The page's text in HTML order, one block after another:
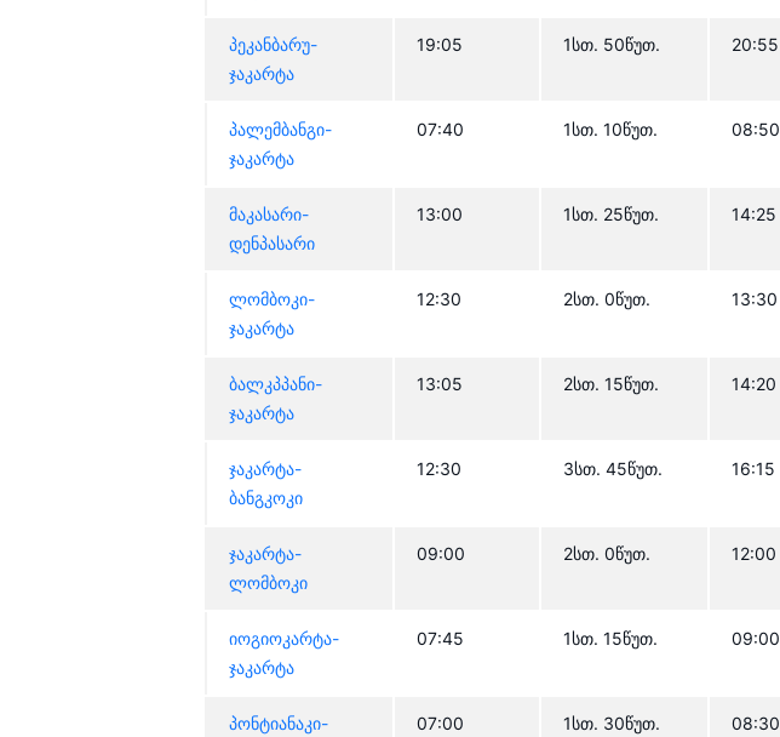
პეკანბარუ-
ჯაკარტა
19:05 1სთ. 50წუთ. 20:55
პალემბანგი-
ჯაკარტა
07:40 1სთ. 10წუთ. 08:50
მაკასარი-
დენპასარი
13:00 1სთ. 25წუთ. 14:25
ლომბოკი-
ჯაკარტა
12:30 2სთ. 0წუთ. 13:30
ბალკპპანი-
ჯაკარტა
13:05 2სთ. 15წუთ. 14:20
ჯაკარტა-
ბანგკოკი
12:30 3სთ. 45წუთ. 16:15
ჯაკარტა-
ლომბოკი
09:00 2სთ. 0წუთ. 12:00
იოგიოკარტა-
ჯაკარტა
07:45 1სთ. 15წუთ. 09:00
პონტიანაკი-
07:00 1სთ. 30წუთ. 08:30